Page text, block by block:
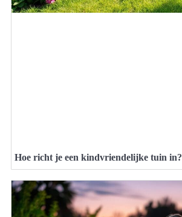
Hoe richt je een kindvriendelijke tuin in?